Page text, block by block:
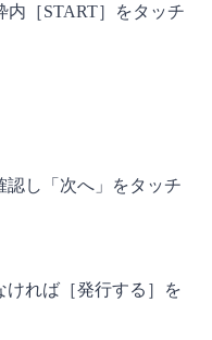
内［START］をタッチ
認し「次へ」をタッチ
ければ［発行する］を